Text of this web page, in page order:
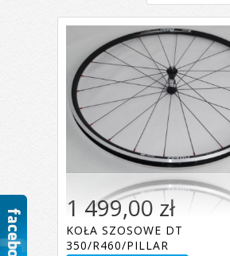
Dodaj do koszyka
1 499,00 zł
KOŁA SZOSOWE DT
350/R460/PILLAR